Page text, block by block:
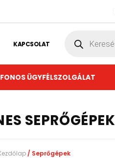
KAPCSOLAT search
ÜGYFÉLSZOLGÁLAT
SEPRŐGÉPEK
/ Seprőgépek